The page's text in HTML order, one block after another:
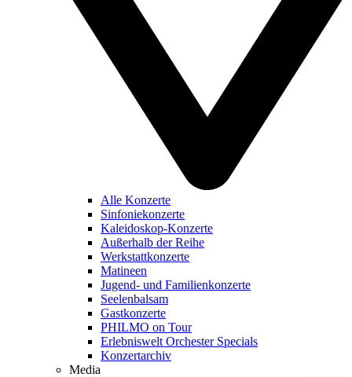
Alle Konzerte
Sinfoniekonzerte
Kaleidoskop-Konzerte
Außerhalb der Reihe
Werkstattkonzerte
Matineen
Jugend- und Familienkonzerte
Seelenbalsam
Gastkonzerte
PHILMO on Tour
Erlebniswelt Orchester Specials
Konzertarchiv
Media